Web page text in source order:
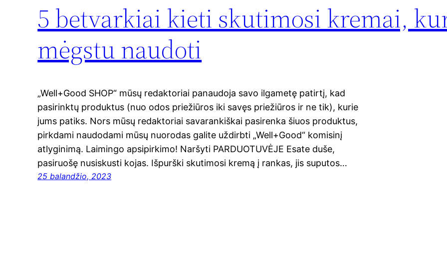
5 betvarkiai kieti skutimosi kremai,
mėgstu naudoti
„Well+Good SHOP“ mūsų redaktoriai panaudoja savo ilgametę patirtį, kad
pasirinktų produktus (nuo odos priežiūros iki savęs priežiūros ir ne tik), kurie
jums patiks. Nors mūsų redaktoriai savarankiškai pasirenka šiuos produktus,
pirkdami naudodami mūsų nuorodas galite uždirbti „Well+Good“ komisinį
atlyginimą. Laimingo apsipirkimo! Naršyti PARDUOTUVĖJE Esate duše,
pasiruošę nusiskusti kojas. Išpurški skutimosi kremą į rankas, jis suputos…
25 balandžio, 2023